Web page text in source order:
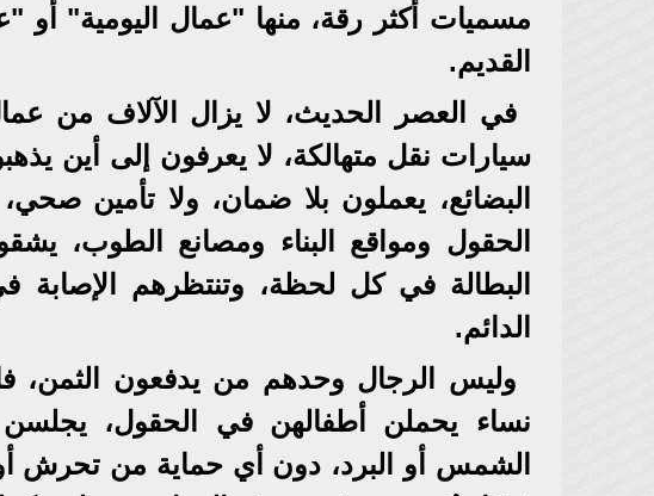
مسميات أكثر رقة، منها "عمال اليومية" أو
القديم.
في العصر الحديث، لا يزال الآلاف من
سيارات نقل متهالكة، لا يعرفون إلى أين
البضائع، يعملون بلا ضمان، ولا تأمين
الحقول ومواقع البناء ومصانع الطوب،
البطالة في كل لحظة، وتنتظرهم
الدائم.
وليس الرجال وحدهم من يدفعون الثمن،
نساء يحملن أطفالهن في الحقول،
الشمس أو البرد، دون أي حماية من تحرش أو